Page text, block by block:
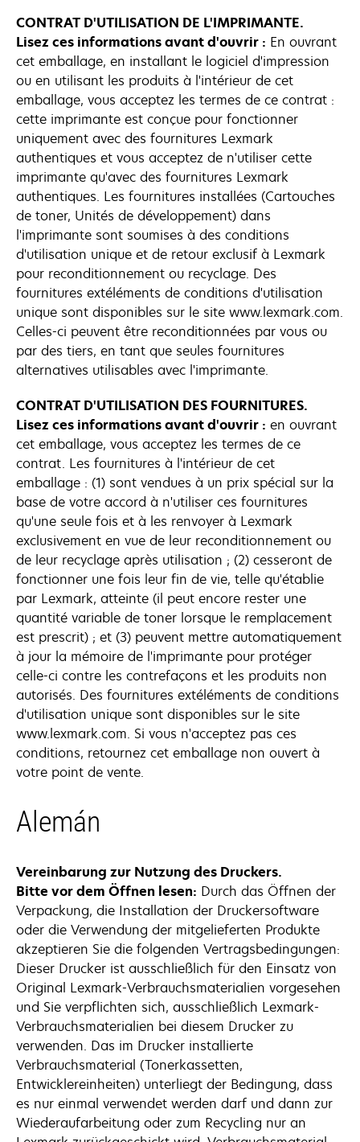
CONTRAT D'UTILISATION DE L'IMPRIMANTE.
Lisez ces informations avant d'ouvrir : En ouvrant
cet emballage, en installant le logiciel d'impression
ou en utilisant les produits à l'intérieur de cet
emballage, vous acceptez les termes de ce contrat :
cette imprimante est conçue pour fonctionner
uniquement avec des fournitures Lexmark
authentiques et vous acceptez de n'utiliser cette
imprimante qu'avec des fournitures Lexmark
authentiques. Les fournitures installées (Cartouches
de toner, Unités de développement) dans
l'imprimante sont soumises à des conditions
d'utilisation unique et de retour exclusif à Lexmark
pour reconditionnement ou recyclage. Des
fournitures extéléments de conditions d'utilisation
unique sont disponibles sur le site www.lexmark.com.
Celles-ci peuvent être reconditionnées par vous ou
par des tiers, en tant que seules fournitures
alternatives utilisables avec l'imprimante.
CONTRAT D'UTILISATION DES FOURNITURES.
Lisez ces informations avant d'ouvrir : en ouvrant
cet emballage, vous acceptez les termes de ce
contrat. Les fournitures à l'intérieur de cet
emballage : (1) sont vendues à un prix spécial sur la
base de votre accord à n'utiliser ces fournitures
qu'une seule fois et à les renvoyer à Lexmark
exclusivement en vue de leur reconditionnement ou
de leur recyclage après utilisation ; (2) cesseront de
fonctionner une fois leur fin de vie, telle qu'établie
par Lexmark, atteinte (il peut encore rester une
quantité variable de toner lorsque le remplacement
est prescrit) ; et (3) peuvent mettre automatiquement
à jour la mémoire de l'imprimante pour protéger
celle-ci contre les contrefaçons et les produits non
autorisés. Des fournitures extéléments de conditions
d'utilisation unique sont disponibles sur le site
www.lexmark.com. Si vous n'acceptez pas ces
conditions, retournez cet emballage non ouvert à
votre point de vente.
Alemán
Vereinbarung zur Nutzung des Druckers.
Bitte vor dem Öffnen lesen: Durch das Öffnen der
Verpackung, die Installation der Druckersoftware
oder die Verwendung der mitgelieferten Produkte
akzeptieren Sie die folgenden Vertragsbedingungen:
Dieser Drucker ist ausschließlich für den Einsatz von
Original Lexmark-Verbrauchsmaterialien vorgesehen
und Sie verpflichten sich, ausschließlich Lexmark-
Verbrauchsmaterialien bei diesem Drucker zu
verwenden. Das im Drucker installierte
Verbrauchsmaterial (Tonerkassetten,
Entwicklereinheiten) unterliegt der Bedingung, dass
es nur einmal verwendet werden darf und dann zur
Wiederaufarbeitung oder zum Recycling nur an